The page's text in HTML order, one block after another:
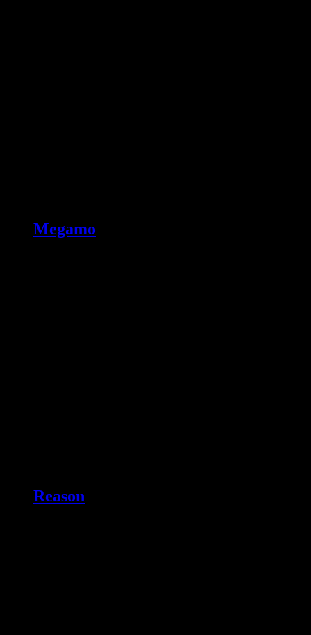
Megamo
Reason